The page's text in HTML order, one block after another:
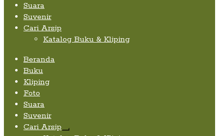
Suara
Suvenir
Cari Arsip
Katalog Buku & Kliping
Beranda
Buku
Kliping
Foto
Suara
Suvenir
Cari Arsip
Expand